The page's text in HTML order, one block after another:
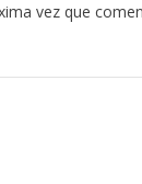
vez que